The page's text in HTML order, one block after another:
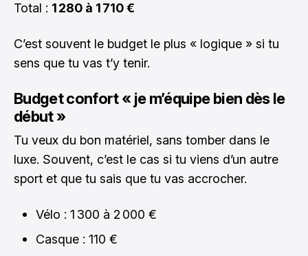
Total : 1 280 à 1 710 €
C’est souvent le budget le plus « logique » si tu
sens que tu vas t’y tenir.
Budget confort « je m’équipe bien dès le
début »
Tu veux du bon matériel, sans tomber dans le
luxe. Souvent, c’est le cas si tu viens d’un autre
sport et que tu sais que tu vas accrocher.
Vélo : 1 300 à 2 000 €
Casque : 110 €